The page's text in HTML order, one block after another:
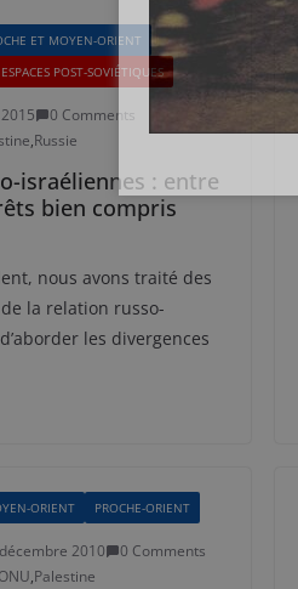
ET MOYEN-ORIENT
POST-SOVIÉTIQUES
0 Comments
,Russie
israéliennes : entre
bien compris
nous avons traité des
la relation russo-
les divergences
ORIENT PROCHE-ORIENT
2010
0 Comments
ONU,Palestine